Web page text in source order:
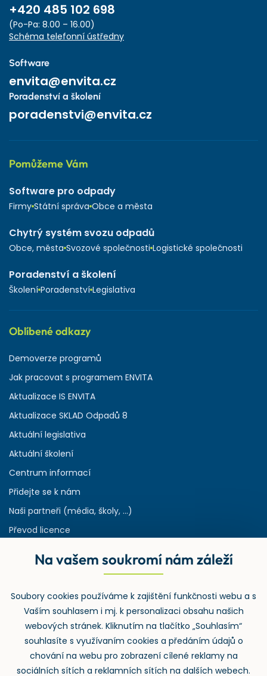
+420 485 102 698
(Po-Pa: 8.00 – 16.00)
Schéma telefonní ústředny
Software
envita@envita.cz
Poradenství a školení
poradenstvi@envita.cz
Pomůžeme Vám
Software pro odpady
Firmy Státní správa Obce a města
Chytrý systém svozu odpadů
Obce, města Svozové společnosti Logistické společnosti
Poradenství a školení
Školení Poradenství Legislativa
Oblíbené odkazy
Demoverze programů
Jak pracovat s programem ENVITA
Aktualizace IS ENVITA
Aktualizace SKLAD Odpadů 8
Aktuální legislativa
Aktuální školení
Centrum informací
Přidejte se k nám
Naši partneři (média, školy, ...)
Převod licence
Rejstřík používaných zkratek v odpadech
Zpětný odběr
Na vašem soukromí nám záleží
Soubory cookies používáme k zajištění funkčnosti webu a s
Vaším souhlasem i mj. k personalizaci obsahu našich
webových stránek. Kliknutím na tlačítko „Souhlasím“
souhlasíte s využívaním cookies a předáním údajů o
chování na webu pro zobrazení cílené reklamy na
sociálních sítích a reklamních sítích na dalších webech.